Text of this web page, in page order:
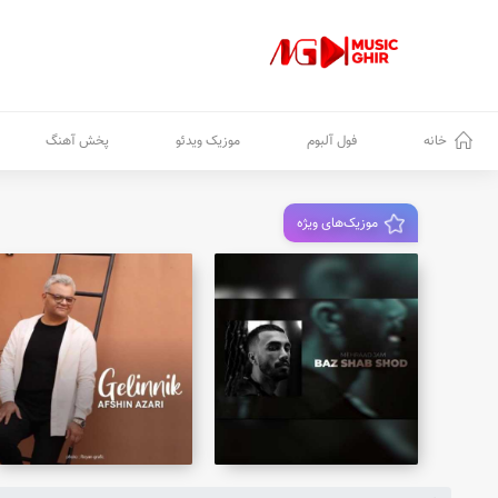
خانه فول آلبوم موزیک ویدئو پخش آهنگ
موزیک‌های ویژه